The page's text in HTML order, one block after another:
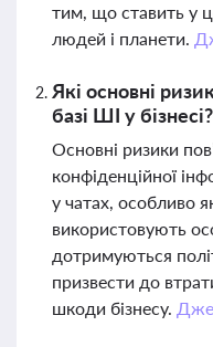
тим, що ставить у
людей і планети.
Які основні
базі ШІ у бізнесі?
Основні ризики
конфіденційної
у чатах, особливо
використовують
дотримуються
призвести до
шкоди бізнесу.